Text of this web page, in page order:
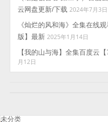
云网盘更新/下载 2024年7月3日
《灿烂的风和海》全集在线
版】最新 2025年1月14日
【我的山与海】全集百度云
月12日
未分类